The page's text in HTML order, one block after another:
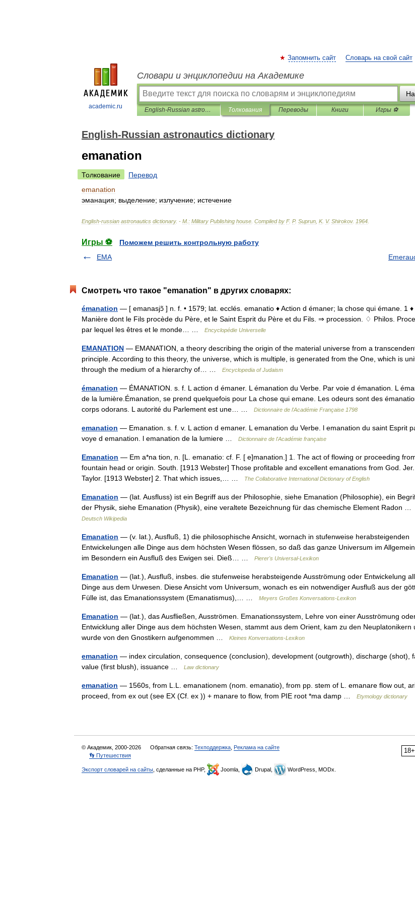
academic.ru
Запомнить сайт Словарь на свой сайт
Словари и энциклопедии на Академике
English-Russian astronautics dictionary Толкования Переводы Книги Игры ⚽
English-Russian astronautics dictionary
emanation
Толкование
Перевод
emanation
эманация; выделение; излучение; истечение
English-russian astronautics dictionary. - M : Military Publishing house Compiled by F. P. Suprun K. V. Shirokov. 1964
Игры ⚽
Поможем решить контрольную работу
EMA
Смотреть что такое "emanation" в других словарях:
émanation — [ emanasjɔ̃ ] n. f. • 1579; lat. ecclés. emanatio ♦ Action d émaner; la chose qui émane. 1 ♦
Manière dont le Fils procède du Père, et le Saint Esprit du Père et du Fils. ⇒ procession. ♢ Philos.
par lequel les êtres et le monde… …
Encyclopédie Universelle
EMANATION — EMANATION, a theory describing the origin of the material universe from a
principle. According to this theory, the universe, which is multiple, is generated from the One, which is
through the medium of a hierarchy of… …
Encyclopedia of Judaism
émanation — ÉMANATION. s. f. L action d émaner. L émanation du Verbe. Par voie d émanation. L
de la lumière.Émanation, se prend quelquefois pour La chose qui emane. Les odeurs sont des
corps odorans. L autorité du Parlement est une… …
Dictionnaire de l'Académie Française 1798
emanation — Emanation. s. f. v. L action d emaner. L emanation du Verbe. l emanation du saint Esprit
voye d emanation. l emanation de la lumiere …
Dictionnaire de l'Académie française
Emanation — Em a*na tion, n. [L. emanatio: cf. F. [ e]manation.] 1. The act of flowing or proceeding
fountain head or origin. South. [1913 Webster] Those profitable and excellent emanations from God. Jer.
Taylor. [1913 Webster] 2. That which issues,… …
The Collaborative International Dictionary of English
Emanation — (lat. Ausfluss) ist ein Begriff aus der Philosophie, siehe Emanation (Philosophie), ein
der Physik, siehe Emanation (Physik), eine veraltete Bezeichnung für das chemische Element Radon …
Deutsch Wikipedia
Emanation — (v. lat.), Ausfluß, 1) die philosophische Ansicht, wornach in stufenweise herabsteigenden
Entwickelungen alle Dinge aus dem höchsten Wesen flössen, so daß das ganze Universum im
im Besondern ein Ausfluß des Ewigen sei. Dieß… …
Pierer's Universal-Lexikon
Emanation — (lat.), Ausfluß, insbes. die stufenweise herabsteigende Ausströmung oder Entwickelung
Dinge aus dem Urwesen. Diese Ansicht vom Universum, wonach es ein notwendiger Ausfluß aus der
Fülle ist, das Emanationssystem (Emanatismus),… …
Meyers Großes Konversations-Lexikon
Emanation — (lat.), das Ausfließen, Ausströmen. Emanationssystem, Lehre von einer Ausströmung
Entwicklung aller Dinge aus dem höchsten Wesen, stammt aus dem Orient, kam zu den Neuplatonikern
wurde von den Gnostikern aufgenommen …
Kleines Konversations-Lexikon
emanation — index circulation, consequence (conclusion), development (outgrowth), discharge (shot),
value (first blush), issuance …
Law dictionary
emanation — 1560s, from L.L. emanationem (nom. emanatio), from pp. stem of L. emanare flow out,
proceed, from ex out (see EX (Cf. ex )) + manare to flow, from PIE root *ma damp …
Etymology dictionary
18+
© Академик, 2000-2026 Обратная связь: Техподдержка Реклама на сайте
👣 Путешествия
Экспорт словарей на сайты , сделанные на PHP, Joomla, Drupal, WordPress, MODx.